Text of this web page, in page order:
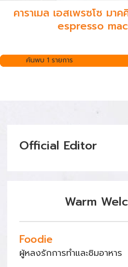
คาราเมล เอสเพรซโซ มา
espresso
ค้นพบ 1 รายการ
Official Editor
Warm
Foodie
ผู้หลงรักการทำและชิมอาหาร